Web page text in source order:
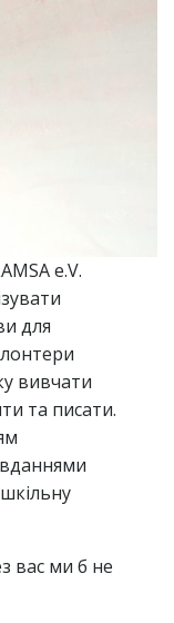
e.V.
для
вивчати
та писати.
вас ми б не